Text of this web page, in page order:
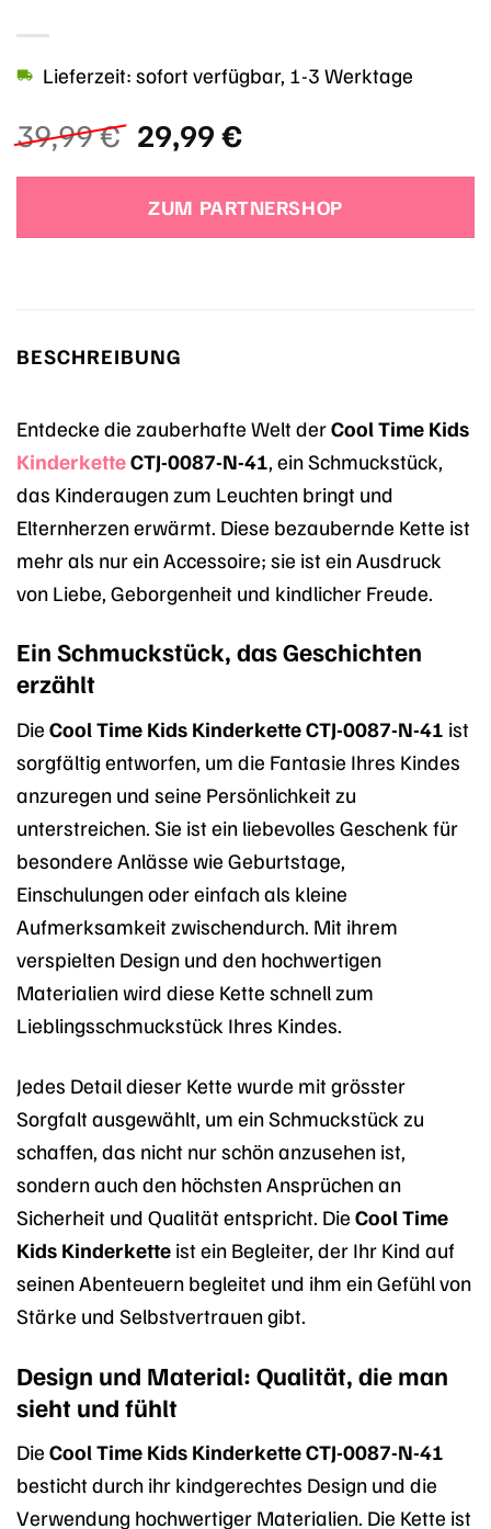
39,99€ Ursprünglicher
Preis
war:
39,99 €
29,99€Aktueller
ist:
29,99 €.
Lieferzeit: sofort verfügbar, 1-3 Werktage
ZUM PARTNERSHOP
BESCHREIBUNG
Entdecke die zauberhafte Welt derCool Time Kids
KinderketteCTJ-0087-N-41 , ein Schmuckstück,
das Kinderaugen zum Leuchten bringt und
Elternherzen erwärmt. Diese bezaubernde Kette ist
mehr als nur ein Accessoire; sie ist ein Ausdruck
von Liebe, Geborgenheit und kindlicher Freude.
Ein Schmuckstück, das Geschichten
erzählt
Die Cool Time Kids Kinderkette CTJ-0087-N-41 ist
sorgfältig entworfen, um die Fantasie Ihres Kindes
anzuregen und seine Persönlichkeit zu
unterstreichen. Sie ist ein liebevolles Geschenk für
besondere Anlässe wie Geburtstage,
Einschulungen oder einfach als kleine
Aufmerksamkeit zwischendurch. Mit ihrem
verspielten Design und den hochwertigen
Materialien wird diese Kette schnell zum
Lieblingsschmuckstück Ihres Kindes.
Jedes Detail dieser Kette wurde mit grösster
Sorgfalt ausgewählt, um ein Schmuckstück zu
schaffen, das nicht nur schön anzusehen ist,
sondern auch den höchsten Ansprüchen an
Sicherheit und Qualität entspricht. Die Cool Time
Kids Kinderkette ist ein Begleiter, der Ihr Kind auf
seinen Abenteuern begleitet und ihm ein Gefühl von
Stärke und Selbstvertrauen gibt.
Design und Material: Qualität, die man
sieht und fühlt
Die Cool Time Kids Kinderkette CTJ-0087-N-41
besticht durch ihr kindgerechtes Design und die
Verwendung hochwertiger Materialien. Die Kette ist